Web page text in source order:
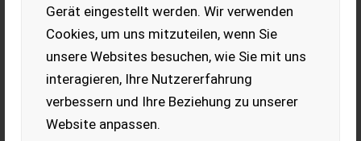
Gerät eingestellt werden. Wir verwenden
Cookies, um uns mitzuteilen, wenn Sie
unsere Websites besuchen, wie Sie mit uns
interagieren, Ihre Nutzererfahrung
verbessern und Ihre Beziehung zu unserer
Website anpassen.
Lochmann Kipper RM 60 *Vollachse mit Trommelbremse
*Ohne Federung *Brücke 2000x4000mm *Bordwände
Polygonal 500mm *Aufsatwände Polygonal 500mm *Drei...
EUR 12.900 inkl. 20 % MwSt.